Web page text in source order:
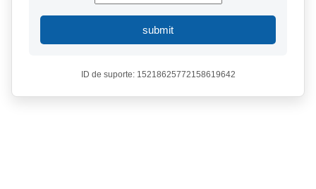
submit
ID de suporte: 15218625772158619642